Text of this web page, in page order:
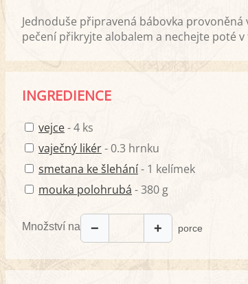
Jednoduše připravená bábovka
pečení přikryjte alobalem a nechejte poté
INGREDIENCE
vejce- 4 ks
vaječný likér- 0.3 hrnku
smetana ke šlehání- 1 kelímek
mouka polohrubá - 380 g
Množství na − + porce